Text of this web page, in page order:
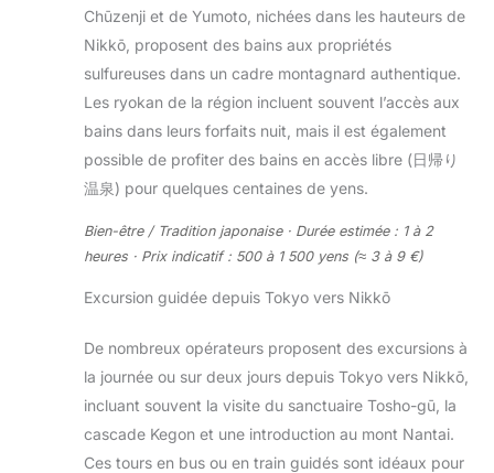
Chūzenji et de Yumoto, nichées dans les hauteurs de
Nikkō, proposent des bains aux propriétés
sulfureuses dans un cadre montagnard authentique.
Les ryokan de la région incluent souvent l’accès aux
bains dans leurs forfaits nuit, mais il est également
possible de profiter des bains en accès libre (日帰り
温泉) pour quelques centaines de yens.
Bien-être / Tradition japonaise · Durée estimée : 1 à 2
heures · Prix indicatif : 500 à 1 500 yens (≈ 3 à 9 €)
Excursion guidée depuis Tokyo vers Nikkō
De nombreux opérateurs proposent des excursions à
la journée ou sur deux jours depuis Tokyo vers Nikkō,
incluant souvent la visite du sanctuaire Tosho-gū, la
cascade Kegon et une introduction au mont Nantai.
Ces tours en bus ou en train guidés sont idéaux pour